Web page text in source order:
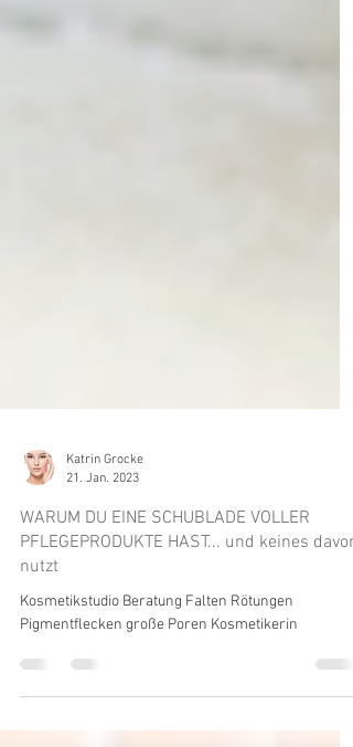
Katrin Grocke
21. Jan. 2023
WARUM DU EINE SCHUBLADE VOLLER
PFLEGEPRODUKTE HAST... und keines davon
nutzt
Kosmetikstudio Beratung Falten Rötungen